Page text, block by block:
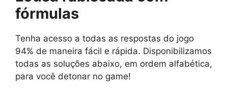
fórmulas
Tenha acesso a todas as respostas do jogo
94% de maneira fácil e rápida. Disponibilizamos
todas as soluções abaixo, em ordem alfabética,
para você detonar no game!